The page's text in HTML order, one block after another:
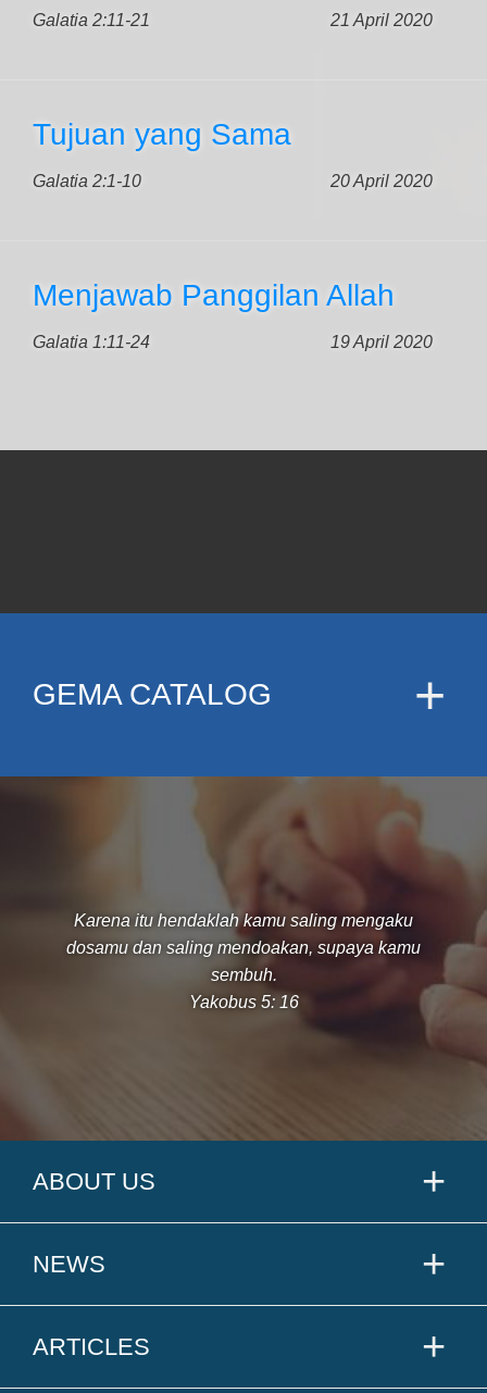
Galatia 2:11-21 21 April 2020
Tujuan yang Sama
Galatia 2:1-10 20 April 2020
Menjawab Panggilan Allah
Galatia 1:11-24 19 April 2020
GEMA CATALOG
Karena itu hendaklah kamu saling mengaku
dosamu dan saling mendoakan, supaya kamu
sembuh.
Yakobus 5: 16
ABOUT US
NEWS
ARTICLES